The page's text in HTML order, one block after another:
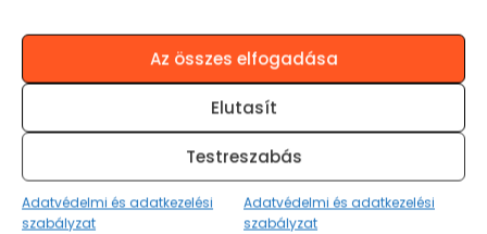
Az összes elfogadása
Elutasít
Testreszabás
Adatvédelmi és adatkezelési
szabályzat
Adatvédelmi és adatkezelési
szabályzat
Érzékenység: 82 dB +/- 3 dB
Frekvenciatartomány: 20Hz-20 kHz
Hangnyomásszint: 97 dB +/- 3 dB
Akkumulátor típusa: LiPo